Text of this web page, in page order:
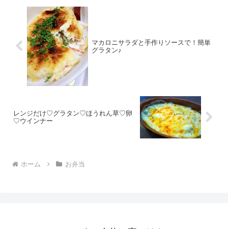
マカロニサラダと手作りソースで！簡単
グラタン♪
レンジだけ♡グラタン♡ほうれん草♡卵
♡ウインナー
ホーム お弁当